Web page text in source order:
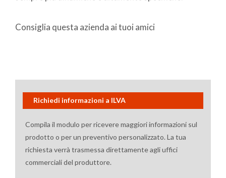
Consiglia questa azienda ai tuoi amici
Richiedi informazioni a ILVA
Compila il modulo per ricevere maggiori informazioni sul
prodotto o per un preventivo personalizzato. La tua
richiesta verrà trasmessa direttamente agli uffici
commerciali del produttore.